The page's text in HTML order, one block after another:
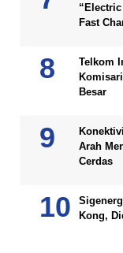
Fast
Telkom
Besar
Arah
Cerdas
Kong,